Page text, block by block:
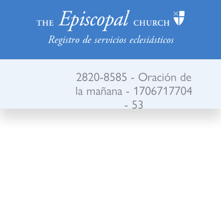
Registro de servicios eclesiásticos
2820-8585 - Oración de
la mañana - 1706717704
- 53